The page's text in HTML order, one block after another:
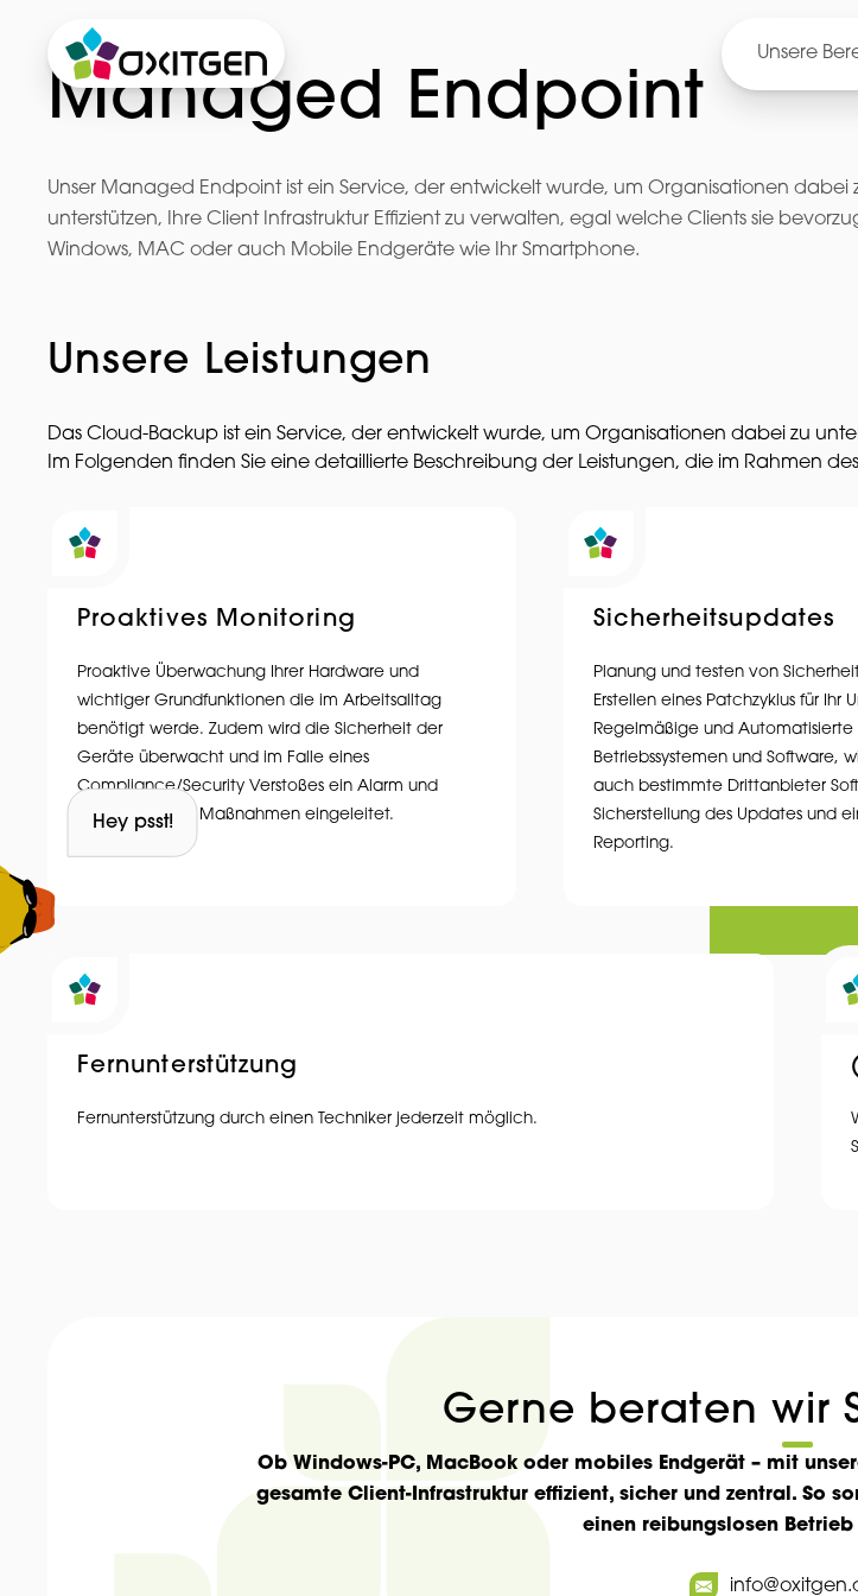
Hey psst!
Unsere
Managed Endpoint
Unser Managed Endpoint ist ein Service, der entwickelt wurde, um Organisationen dabei
unterstützen, Ihre Client Infrastruktur Effizient zu verwalten, egal welche Clients sie
Windows, MAC oder auch Mobile Endgeräte wie Ihr Smartphone.
Unsere Leistungen
Das Cloud-Backup ist ein Service, der entwickelt wurde, um Organisationen dabei zu
Im Folgenden finden Sie eine detaillierte Beschreibung der Leistungen, die im Rahmen
Proaktives Monitoring
Proaktive Überwachung Ihrer Hardware und
wichtiger Grundfunktionen die im Arbeitsalltag
benötigt werde. Zudem wird die Sicherheit der
Geräte überwacht und im Falle eines
Compliance/Security Verstoßes ein Alarm und
Entsprechende Maßnahmen eingeleitet.
Sicherheitsupdates
Planung und testen von
Erstellen eines Patchzyklus für Ihr
Regelmäßige und Automatisierte
Betriebssystemen und Software,
auch bestimmte Drittanbieter
Sicherstellung des Updates und
Reporting.
Fernunterstützung
Fernunterstützung durch einen Techniker jederzeit möglich.
Gerne beraten wir
Ob Windows-PC, MacBook oder mobiles Endgerät – mit
gesamte Client-Infrastruktur effizient, sicher und zentral. So
einen reibungslosen Betrieb